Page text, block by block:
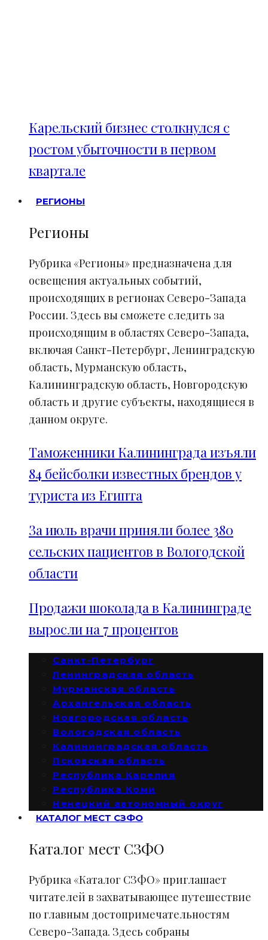
Карельский бизнес столкнулся с
ростом убыточности в первом
квартале
РЕГИОНЫ
Регионы
Рубрика «Регионы» предназначена для
освещения актуальных событий,
происходящих в регионах Северо-Запада
России. Здесь вы сможете следить за
происходящим в областях Северо-Запада,
включая Санкт-Петербург, Ленинградскую
область, Мурманскую область,
Калининградскую область, Новгородскую
область и другие субъекты, находящиеся в
данном округе.
Таможенники Калининграда изъяли
84 бейсболки известных брендов у
туриста из Египта
За июль врачи приняли более 380
сельских пациентов в Вологодской
области
Продажи шоколада в Калининграде
выросли на 7 процентов
Санкт-Петербург
Ленинградская область
Мурманская область
Архангельская область
Новгородская область
Вологодская область
Калининградская область
Псковская область
Республика Карелия
Республика Коми
Ненецкий автономный округ
КАТАЛОГ МЕСТ СЗФО
Каталог мест СЗФО
Рубрика «Каталог СЗФО» приглашает
читателей в захватывающее путешествие
по главным достопримечательностям
Северо-Запада. Здесь собраны